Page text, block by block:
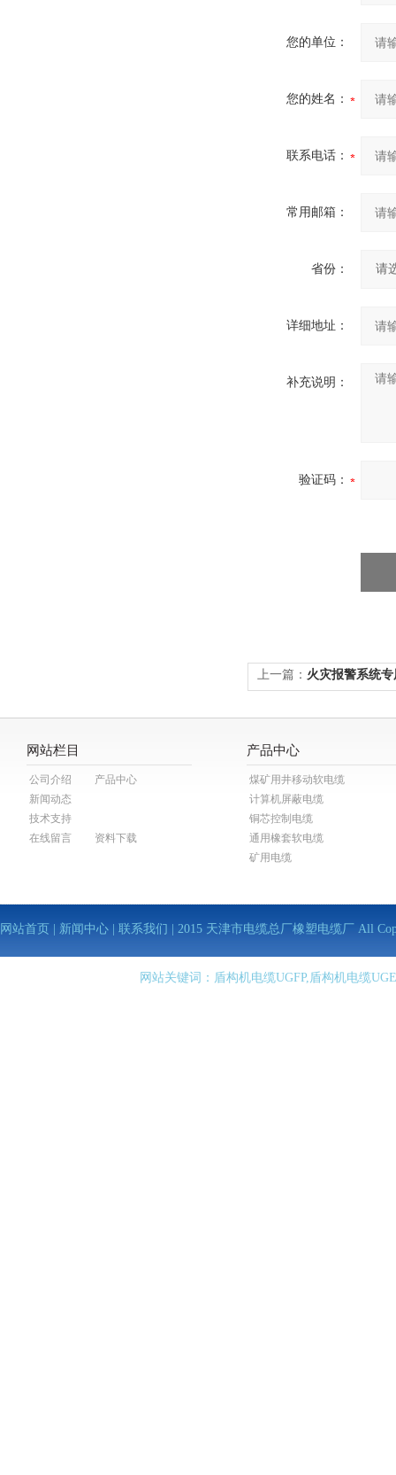
您的单位：
您的姓名：
联系电话：
常用邮箱：
省份：
详细地址：
补充说明：
验证码：
上一篇： 火灾报警系统
网站栏目
公司介绍
产品中心
新闻动态
技术支持
在线留言
资料下载
产品中心
煤矿用井移动软电缆
计算机屏蔽电缆
铜芯控制电缆
通用橡套软电缆
矿用电缆
网站首页 新闻中心 联系我们 | 2015 天津市电缆总厂橡塑电缆厂 All
网站关键词：盾构机电缆UGFP,盾构机电缆